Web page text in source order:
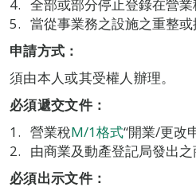
全部或部分停止登錄在營業
當從事業務之設施之重整或
申請方式：
須由本人或其受權人辦理。
必須遞交文件：
營業稅M/1格式“開業/更改
由商業及動產登記局發出之
必須出示文件：